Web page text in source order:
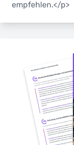
empfehlen.</p>